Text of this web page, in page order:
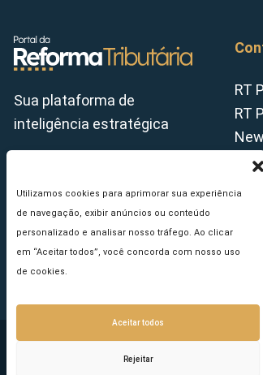
Utilizamos cookies para aprimorar sua experiência
de navegação, exibir anúncios ou conteúdo
personalizado e analisar nosso tráfego. Ao clicar
em “Aceitar todos”, você concorda com nosso uso
de cookies.
Aceitar todos
Rejeitar
Sua plataforma de
inteligência estratégica
RT
RT
E-